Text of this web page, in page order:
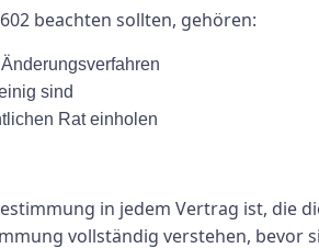
beachten sollten, gehören:
sind
Rat einholen
in jedem Vertrag ist, die
vollständig verstehen, bevor